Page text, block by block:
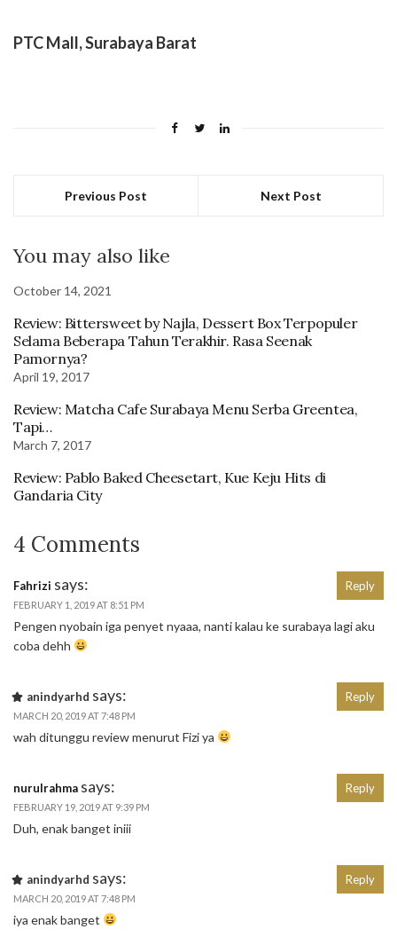
PTC Mall, Surabaya Barat
Previous Post Next Post
You may also like
October 14, 2021
Review: Bittersweet by Najla, Dessert Box Terpopuler
Selama Beberapa Tahun Terakhir. Rasa Seenak
Pamornya?
April 19, 2017
Review: Matcha Cafe Surabaya Menu Serba Greentea,
Tapi…
March 7, 2017
Review: Pablo Baked Cheesetart, Kue Keju Hits di
Gandaria City
4 Comments
Fahrizi says:
FEBRUARY 1, 2019 AT 8:51 PM
Pengen nyobain iga penyet nyaaa, nanti kalau ke surabaya lagi aku
coba dehh
Reply
anindyarhd says:
MARCH 20, 2019 AT 7:48 PM
wah ditunggu review menurut Fizi ya
Reply
nurulrahma says:
FEBRUARY 19, 2019 AT 9:39 PM
Duh, enak banget iniii
Reply
anindyarhd says:
MARCH 20, 2019 AT 7:48 PM
iya enak banget
Reply